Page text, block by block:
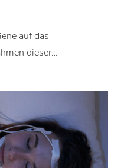
auf das
dieser…